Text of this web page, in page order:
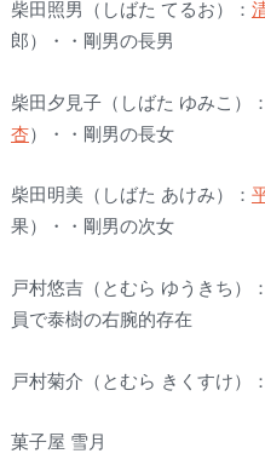
柴田照男（しばた てるお）：
郎）・・剛男の長男
柴田夕見子（しばた ゆみこ）
杏）・・剛男の長女
柴田明美（しばた あけみ）：
果）・・剛男の次女
戸村悠吉（とむら ゆうきち）
員で泰樹の右腕的存在
戸村菊介（とむら きくすけ）
菓子屋 雪月